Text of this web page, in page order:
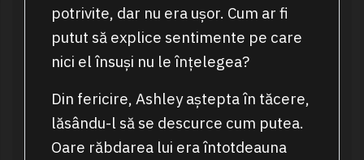
potrivite, dar nu era ușor. Cum ar fi
putut să explice sentimente pe care
nici el însuși nu le înțelegea?
Din fericire, Ashley aștepta în tăcere,
lăsându-l să se descurce cum putea.
Oare răbdarea lui era întotdeauna